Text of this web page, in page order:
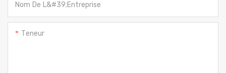
Nom De L&#39;entreprise
Teneur